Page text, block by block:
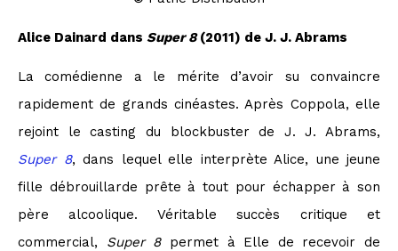
Alice Dainard dans Super 8(2011) de J. J. Abrams
La comédienne a le mérite d’avoir su convaincre
rapidement de grands cinéastes. Après Coppola, elle
rejoint le casting du blockbuster de J. J. Abrams,
Super 8, dans lequel elle interprète Alice, une jeune
fille débrouillarde prête à tout pour échapper à son
père alcoolique. Véritable succès critique et
commercial, Super 8permet à Elle de recevoir de